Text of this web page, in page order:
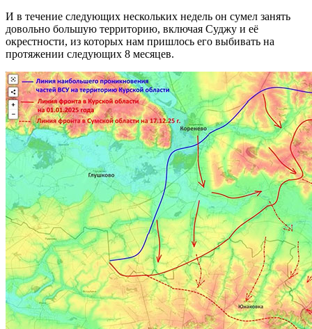
И в течение следующих нескольких недель он сумел занять
довольно большую территорию, включая Суджу и её
окрестности, из которых нам пришлось его выбивать на
протяжении следующих 8 месяцев.